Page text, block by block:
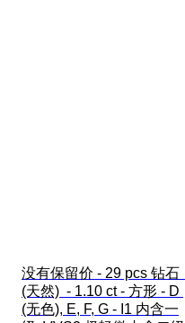
没有保留价 - 29 pcs 钻石
(天然)  - 1.10 ct - 方形 - D
(无色), E, F, G - I1 内含一